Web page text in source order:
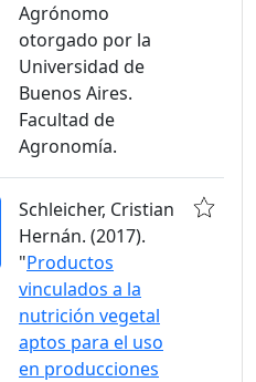
Agrónomo
otorgado por la
Universidad de
Buenos Aires.
Facultad de
Agronomía.
Schleicher, Cristian
Hernán. (2017).
"Productos
vinculados a la
nutrición vegetal
aptos para el uso
en producciones